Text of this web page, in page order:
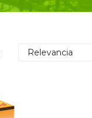
Relevancia